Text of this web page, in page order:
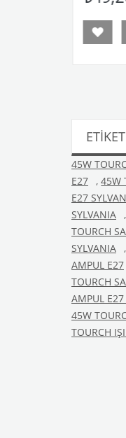
Sepete Ekle
45W
E27
, 45W
E27
SYLVANIA
,
TOURCH
SYLVANIA
,
AMPUL E27
TOURCH
AMPUL
45W
TOURCH